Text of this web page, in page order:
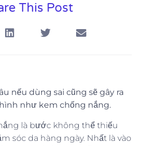
This Post
nếu dùng sai cũng sẽ gây ra
như kem chống nắng.
là bước không thể thiếu
sóc da hàng ngày. Nhất là vào